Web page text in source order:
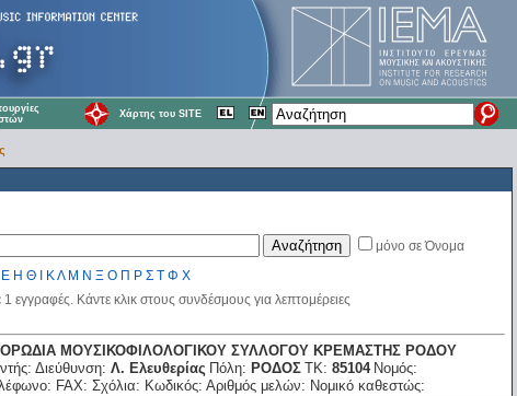
Χάρτης του SITE
μόνο σε Όνομα
Ε Η Θ ΚΛ Μ Ν Ξ Ο Π Ρ Σ Τ Φ Χ
εγγραφές. Κάντε κλικ στους συνδέσμους για λεπτομέρειες
ΜΟΥΣΙΚΟΦΙΛΟΛΟΓΙΚΟΥ ΣΥΛΛΟΓΟΥ ΚΡΕΜΑΣΤΗΣ ΡΟΔΟΥ
Διεύθυνση: Λ. Ελευθερίας Πόλη: ΡΟΔΟΣ ΤΚ: 85104 Νομός:
FAX: Σχόλια: Κωδικός: Αριθμός μελών: Νομικό καθεστώς: